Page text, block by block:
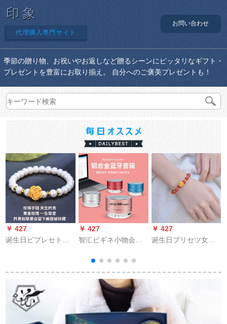
印象
代理購入専門サイト
お問い合わせ
季節の贈り物、お祝いやお返しなど贈るシーンにピッタリなギフト・
プレゼントを豊富にお取り揃え。 自分へのご褒美プレゼントも！
￥ 427
诞生日ビプレセト女
母さんに一周年の结
婚记念日ギガフレ-エ
用品特别高级感のゴ
ンドレットレットレ
ットレットレットレ
￥ 427
智汇ビギネ小物会社
ードロゴマーク会议
活动はお客様に
Bluetoothスピピート
カニ低音炮を携帯し
て帯を持っていま
す。
￥ 427
诞生日プリセツ女子
彼女の奥さんとお母
ット证明书